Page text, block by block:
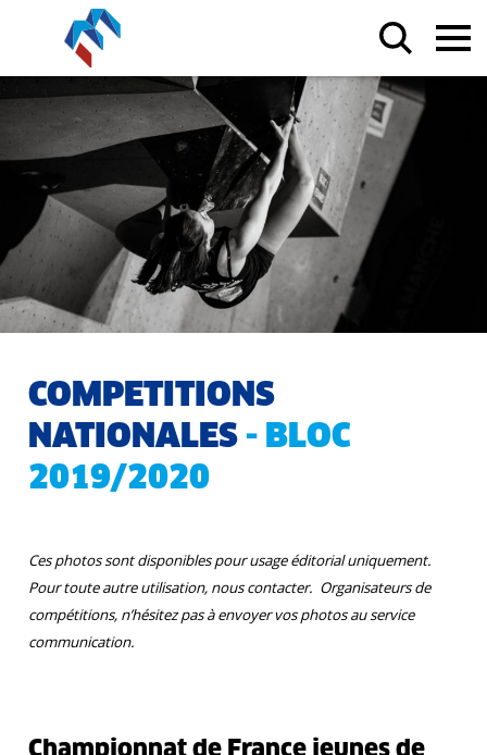
COMPETITIONS
NATIONALES - BLOC
2019/2020
Ces photos sont disponibles pour usage éditorial uniquement.
Pour toute autre utilisation, nous contacter. Organisateurs de
compétitions, n’hésitez pas à envoyer vos photos au service
communication.